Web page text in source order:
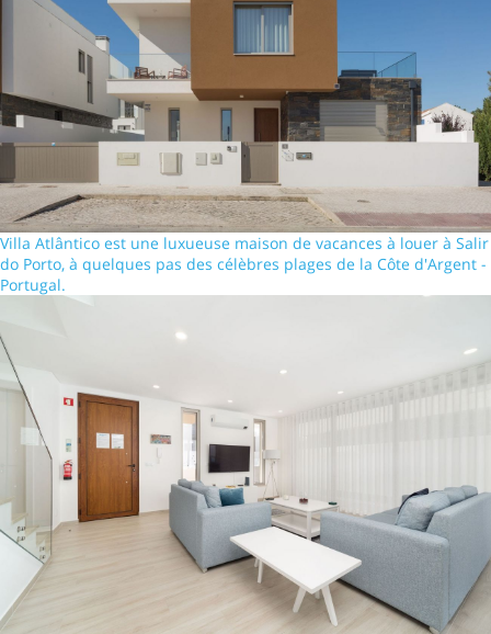
Villa Atlântico est une luxueuse maison de vacances à louer à Salir
do Porto, à quelques pas des célèbres plages de la Côte d'Argent -
Portugal.